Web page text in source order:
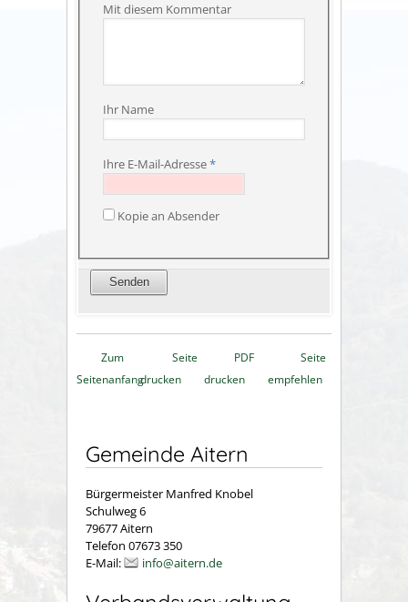
Mit diesem Kommentar
Ihr Name
Ihre E-Mail-Adresse*
Kopie an Absender
Zum
Seitenanfang
Seite
drucken
PDF
drucken
Seite
empfehlen
Gemeinde Aitern
Bürgermeister Manfred Knobel
Schulweg 6
79677 Aitern
Telefon 07673 350
E-Mail:
info@aitern.de